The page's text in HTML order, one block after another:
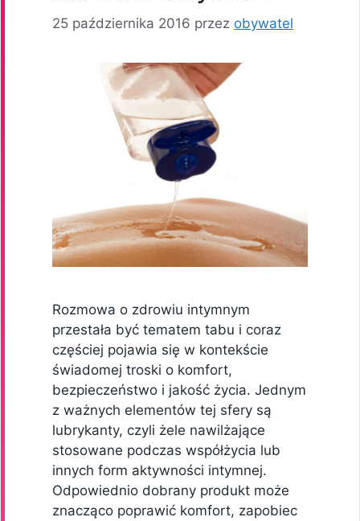
25 października 2016 przez obywatel
Rozmowa o zdrowiu intymnym
przestała być tematem tabu i coraz
częściej pojawia się w kontekście
świadomej troski o komfort,
bezpieczeństwo i jakość życia. Jednym
z ważnych elementów tej sfery są
lubrykanty, czyli żele nawilżające
stosowane podczas współżycia lub
innych form aktywności intymnej.
Odpowiednio dobrany produkt może
znacząco poprawić komfort, zapobiec